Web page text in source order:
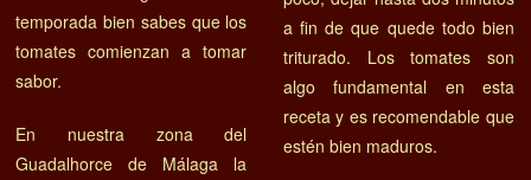
temporada bien sabes que los
tomates comienzan a tomar
sabor.
En nuestra zona del
Guadalhorce de Málaga la
a fin de que quede todo bien
triturado. Los tomates son
algo fundamental en esta
receta y es recomendable que
estén bien maduros.